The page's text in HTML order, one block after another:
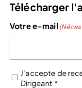
Télécharger
Votre e-mail
(Nécessaire)
J'accepte de
Dirigeant *